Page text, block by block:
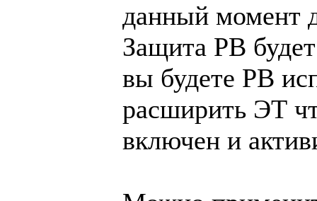
данный момент
Защита РВ
вы будете РВ
расширить ЭТ
включен и